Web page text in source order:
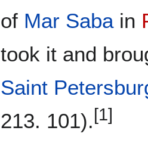
of Mar Sabain
took it and
Saint
213. 101). [1]